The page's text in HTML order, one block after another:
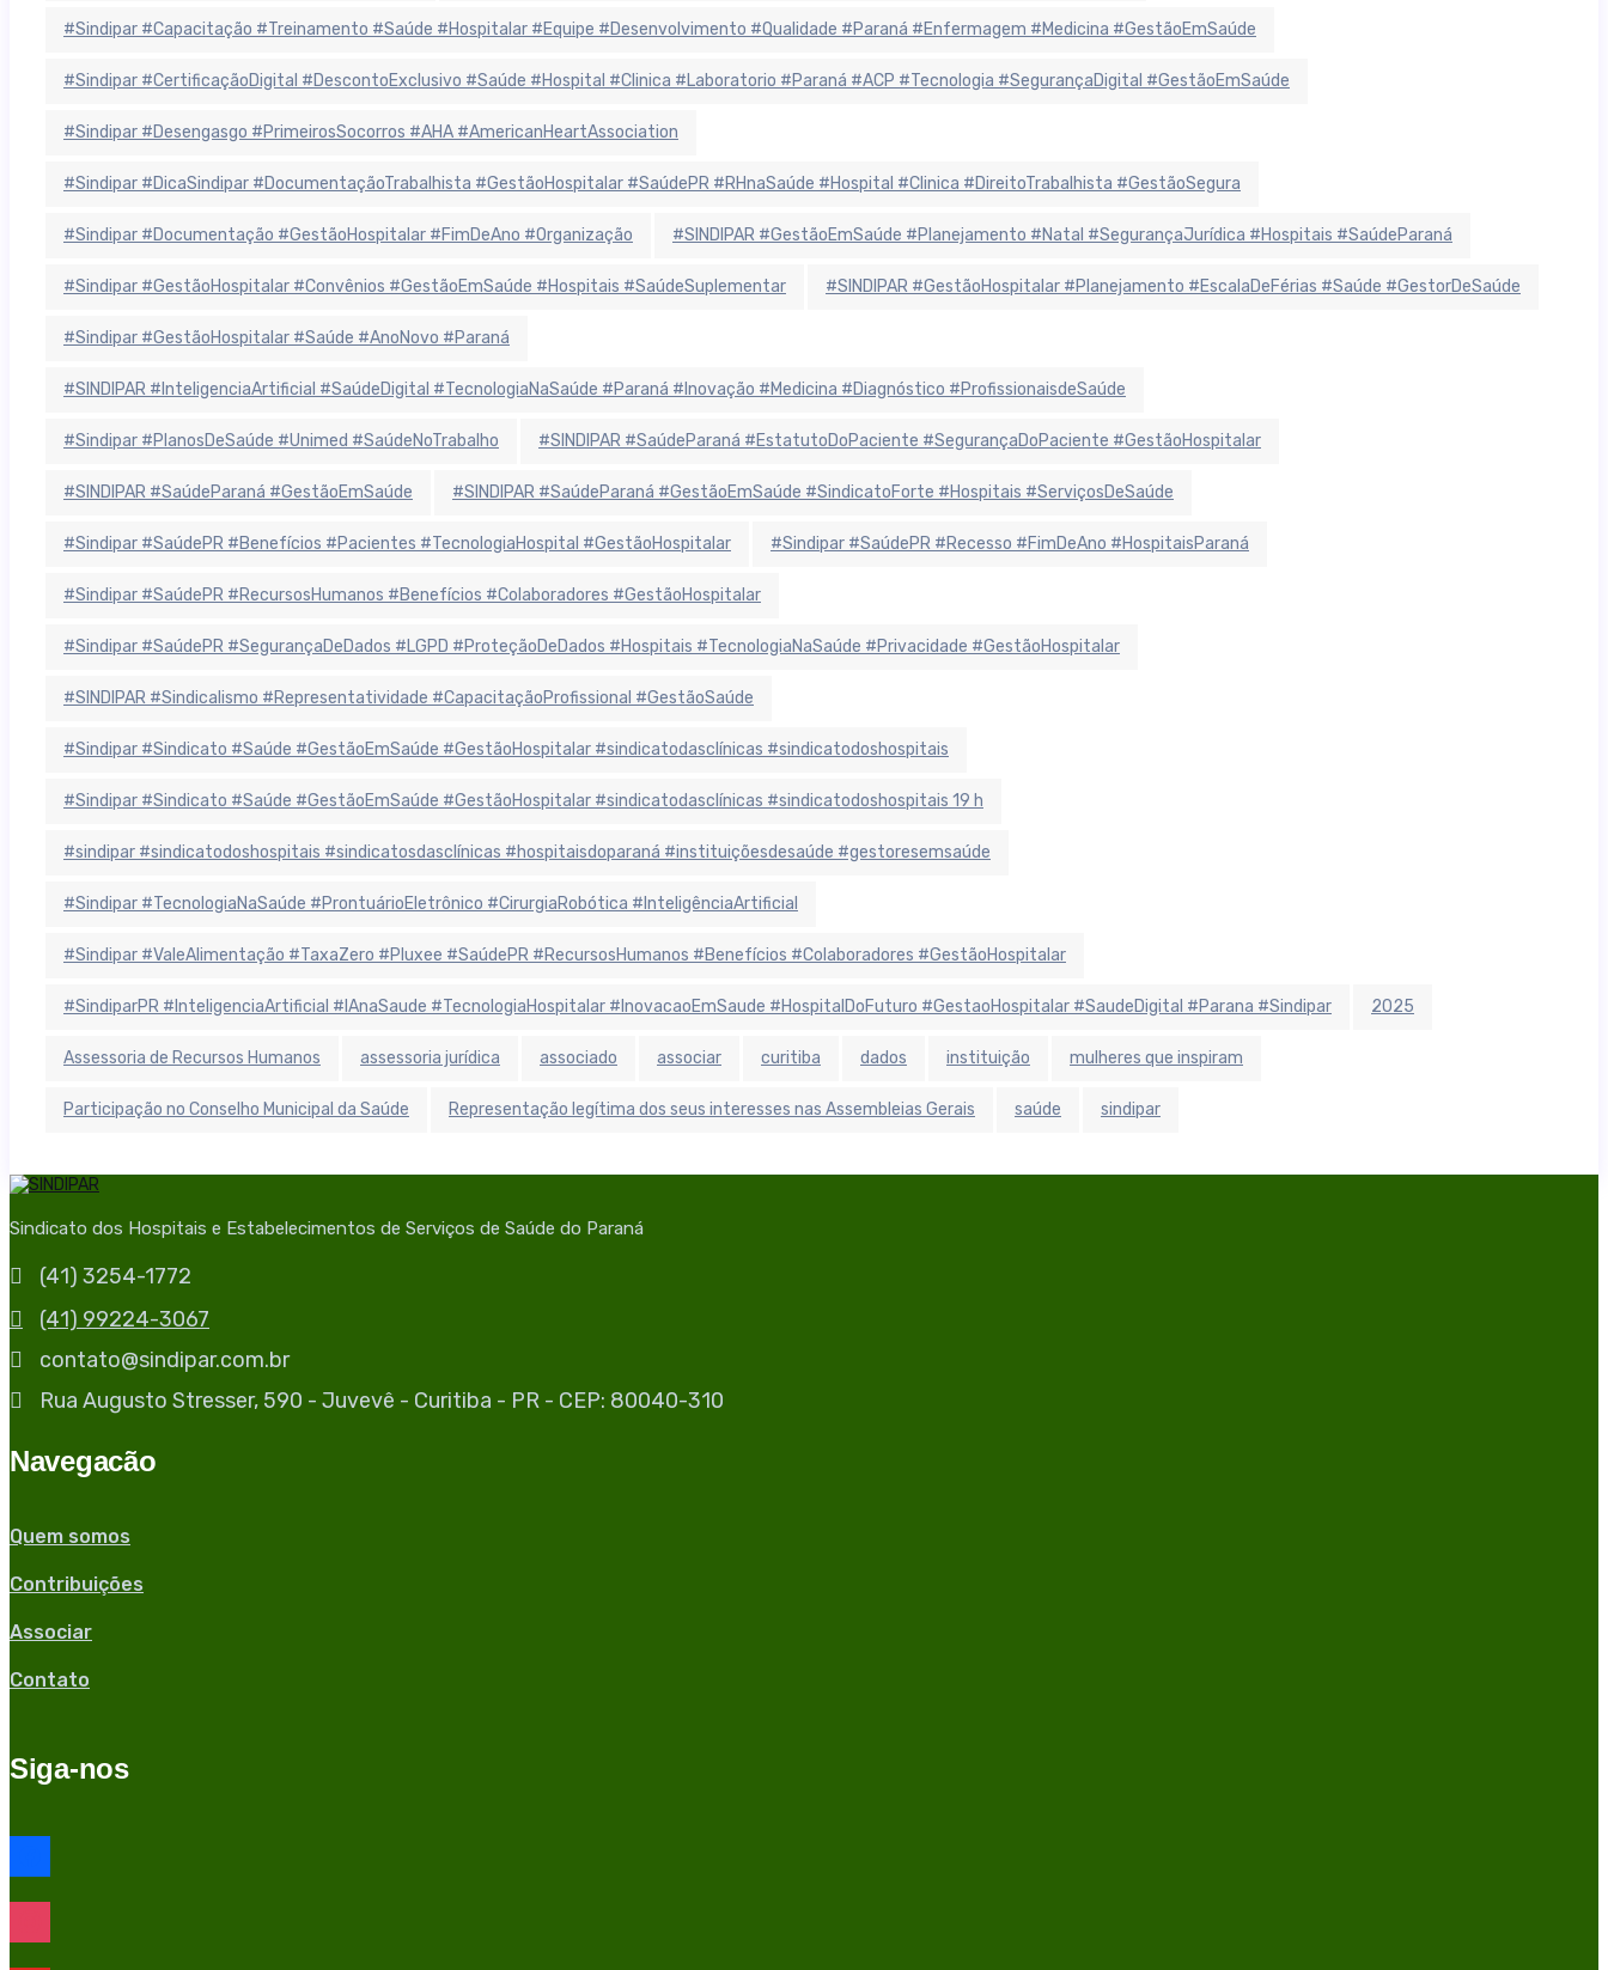
#Sindipar #Capacitação #Treinamento #Saúde #Hospitalar #Equipe #Desenvolvimento #Qualidade #Paraná #Enfermagem #Medicina #GestãoEmSaúde
#Sindipar #CertificaçãoDigital #DescontoExclusivo #Saúde #Hospital #Clinica #Laboratorio #Paraná #ACP #Tecnologia #SegurançaDigital #GestãoEmSaúde
#Sindipar #Desengasgo #PrimeirosSocorros #AHA #AmericanHeartAssociation
#Sindipar #DicaSindipar #DocumentaçãoTrabalhista #GestãoHospitalar #SaúdePR #RHnaSaúde #Hospital #Clinica #DireitoTrabalhista #GestãoSegura
#Sindipar #Documentação #GestãoHospitalar #FimDeAno #Organização #SINDIPAR #GestãoEmSaúde #Planejamento #Natal #SegurançaJurídica #Hospitais #SaúdeParaná
#Sindipar #GestãoHospitalar #Convênios #GestãoEmSaúde #Hospitais #SaúdeSuplementar #SINDIPAR #GestãoHospitalar #Planejamento #EscalaDeFérias #Saúde #GestorDeSaúde
#Sindipar #GestãoHospitalar #Saúde #AnoNovo #Paraná
#SINDIPAR #InteligenciaArtificial #SaúdeDigital #TecnologiaNaSaúde #Paraná #Inovação #Medicina #Diagnóstico #ProfissionaisdeSaúde
#Sindipar #PlanosDeSaúde #Unimed #SaúdeNoTrabalho #SINDIPAR #SaúdeParaná #EstatutoDoPaciente #SegurançaDoPaciente #GestãoHospitalar
#SINDIPAR #SaúdeParaná #GestãoEmSaúde #SINDIPAR #SaúdeParaná #GestãoEmSaúde #SindicatoForte #Hospitais #ServiçosDeSaúde
#Sindipar #SaúdePR #Benefícios #Pacientes #TecnologiaHospital #GestãoHospitalar #Sindipar #SaúdePR #Recesso #FimDeAno #HospitaisParaná
#Sindipar #SaúdePR #RecursosHumanos #Benefícios #Colaboradores #GestãoHospitalar
#Sindipar #SaúdePR #SegurançaDeDados #LGPD #ProteçãoDeDados #Hospitais #TecnologiaNaSaúde #Privacidade #GestãoHospitalar
#SINDIPAR #Sindicalismo #Representatividade #CapacitaçãoProfissional #GestãoSaúde
#Sindipar #Sindicato #Saúde #GestãoEmSaúde #GestãoHospitalar #sindicatodasclínicas #sindicatodoshospitais
#Sindipar #Sindicato #Saúde #GestãoEmSaúde #GestãoHospitalar #sindicatodasclínicas #sindicatodoshospitais 19 h
#sindipar #sindicatodoshospitais #sindicatosdasclínicas #hospitaisdoparaná #instituiçõesdesaúde #gestoresemsaúde
#Sindipar #TecnologiaNaSaúde #ProntuárioEletrônico #CirurgiaRobótica #InteligênciaArtificial
#Sindipar #ValeAlimentação #TaxaZero #Pluxee #SaúdePR #RecursosHumanos #Benefícios #Colaboradores #GestãoHospitalar
#SindiparPR #InteligenciaArtificial #IAnaSaude #TecnologiaHospitalar #InovacaoEmSaude #HospitalDoFuturo #GestaoHospitalar #SaudeDigital #Parana #Sindipar 2025
Assessoria de Recursos Humanos assessoria jurídica associado associar curitiba dados instituição mulheres que inspiram
Participação no Conselho Municipal da Saúde Representação legítima dos seus interesses nas Assembleias Gerais saúde sindipar
Sindicato dos Hospitais e Estabelecimentos de Serviços de Saúde do Paraná
(41) 3254-1772
(41) 99224-3067
contato@sindipar.com.br
Rua Augusto Stresser, 590 - Juvevê - Curitiba - PR - CEP: 80040-310
Navegacão
Quem somos
Contribuições
Associar
Contato
Siga-nos
facebook
instagram